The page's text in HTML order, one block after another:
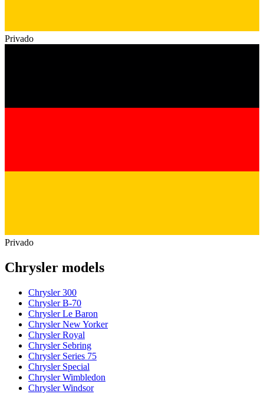
Privado
Privado
Chrysler models
Chrysler 300
Chrysler B-70
Chrysler Le Baron
Chrysler New Yorker
Chrysler Royal
Chrysler Sebring
Chrysler Series 75
Chrysler Special
Chrysler Wimbledon
Chrysler Windsor